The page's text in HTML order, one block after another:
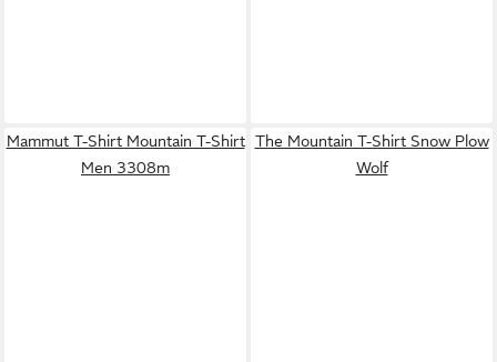
Mammut T-Shirt Mountain T-Shirt
Men 3308m
The Mountain T-Shirt Snow Plow
Wolf